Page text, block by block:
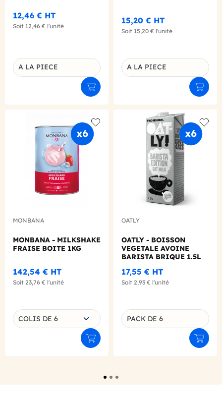
12,46 € HT
Soit 12,46 € l'unité
Déclinaison du produit
A LA PIECE
Ajouter au panier
15,20 € HT
Soit 15,20 € l'unité
Déclinaison du produit
A LA PIECE
Add to wishlist
MONBANA
MONBANA - MILKSHAKE
FRAISE BOITE 1KG
142,54 € HT
Soit 23,76 € l'unité
Choisissez une déclinaison
COLIS DE 6
Ajouter au panier
Add
OATLY
OATLY - BOISSON
VEGETALE AVOINE
BARISTA BRIQUE 1.5L
17,55 € HT
Soit 2,93 € l'unité
Déclinaison du produit
PACK DE 6